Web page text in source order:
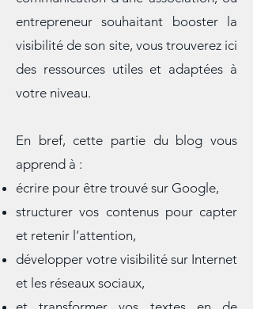
un blog personnel, responsable de la
communication d’une association, ou
entrepreneur souhaitant booster la
visibilité de son site, vous trouverez ici
votre niveau.
En bref, cette partie du blog vous
apprend à :
écrire pour être trouvé sur Google,
structurer vos contenus pour capter
et retenir l’attention,
développer votre visibilité sur Internet